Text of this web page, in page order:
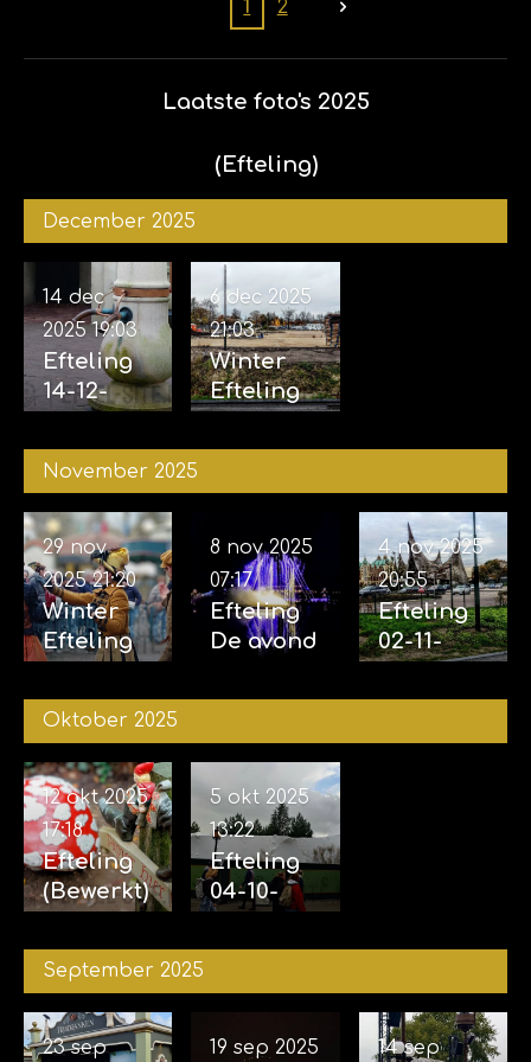
2026
1 2
Laatste foto's 2025
(Efteling)
December 2025
Efteling
14-12-
14 dec
2025 19:03
Winter
Efteling
2025
6 dec 2025
21:03
November 2025
Winter
Efteling
2025
29 nov
2025 21:20
Efteling
De avond
vijf
07-11-2025
8 nov 2025
07:17
Efteling
02-11-
04-11-
4 nov 2025
20:55
Oktober 2025
Efteling
(Bewerkt)
2025
12 okt 2025
17:18
Efteling
04-10-
5 okt 2025
13:22
September 2025
23 sep 19 sep 2025 14 sep